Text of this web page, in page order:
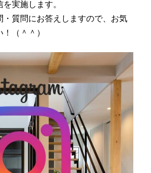
実施します。
・質問にお答えしますので、お気
（＾＾）